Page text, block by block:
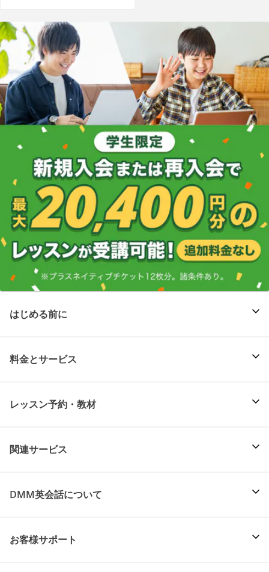
はじめる前に
料金とサービス
レッスン予約・教材
関連サービス
DMM英会話について
お客様サポート